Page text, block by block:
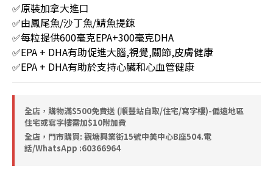
✅原裝加拿大進口
✅由鳳尾魚/沙丁魚/鯖魚提錬
✅每粒提供600毫克EPA+300毫克DHA
✅EPA + DHA有助促進大腦,視覺,關節,皮膚健康
✅EPA + DHA有助於支持心臟和心血管健康
全店，購物滿$500免費送 (順豐站自取/住宅/寫字樓)-偏遠地區
住宅或寫字樓需加$10附加費
全店，門市購買: 觀塘興業街15號中美中心B座504.電
話/WhatsApp :60366964